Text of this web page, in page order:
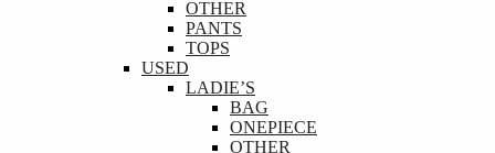
OTHER
PANTS
TOPS
USED
LADIE’S
BAG
ONEPIECE
OTHER